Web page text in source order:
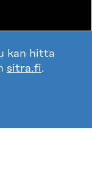
kan hitta
sitra.fi.